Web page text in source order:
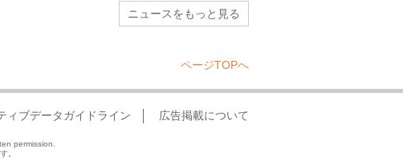
ニュースをもっと見る
ページTOPへ
ィブデータガイドライン 広告掲載について
permission.
。